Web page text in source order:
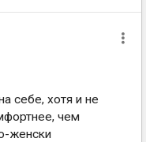
себе, хотя и не
чем
женски